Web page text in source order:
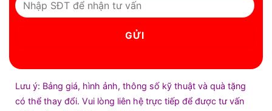
Lưu ý: Bảng giá, hình ảnh, thông số kỹ thuật và quà tặng
có thể thay đổi. Vui lòng liên hệ trực tiếp để được tư vấn